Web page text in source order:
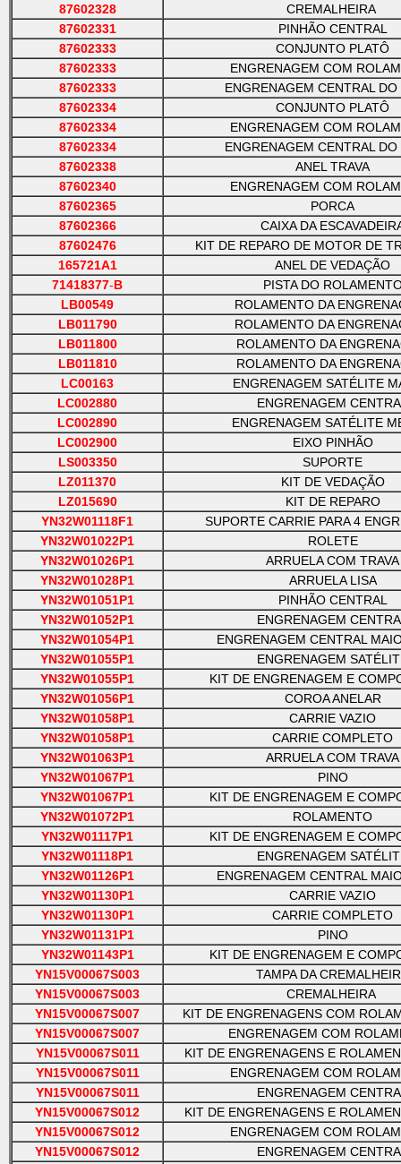
87602328
CREMALHEIRA
87602331
PINHÃO CENTRAL
87602333
CONJUNTO PLATÔ
87602333
ENGRENAGEM COM
87602333
ENGRENAGEM CENTRAL DO
87602334
CONJUNTO PLATÔ
87602334
ENGRENAGEM COM
87602334
ENGRENAGEM CENTRAL DO
87602338
ANEL TRAVA
87602340
ENGRENAGEM COM
87602365
PORCA
87602366
CAIXA DA
87602476
KIT DE REPARO DE MOTOR DE
165721A1
ANEL DE VEDAÇÃO
71418377-B
PISTA DO
LB00549
ROLAMENTO DA
LB011790
ROLAMENTO DA
LB011800
ROLAMENTO DA
LB011810
ROLAMENTO DA
LC00163
ENGRENAGEM SATÉLITE
LC002880
ENGRENAGEM
LC002890
ENGRENAGEM SATÉLITE
LC002900
EIXO PINHÃO
LS003350
SUPORTE
LZ011370
KIT DE VEDAÇÃO
LZ015690
KIT DE REPARO
YN32W01118F1
SUPORTE CARRIE PARA 4
YN32W01022P1
ROLETE
YN32W01026P1
ARRUELA COM TRAVA
YN32W01028P1
ARRUELA LISA
YN32W01051P1
PINHÃO CENTRAL
YN32W01052P1
ENGRENAGEM
YN32W01054P1
ENGRENAGEM CENTRAL
YN32W01055P1
ENGRENAGEM
YN32W01055P1
KIT DE ENGRENAGEM E
YN32W01056P1
COROA ANELAR
YN32W01058P1
CARRIE VAZIO
YN32W01058P1
CARRIE COMPLETO
YN32W01063P1
ARRUELA COM TRAVA
YN32W01067P1
PINO
YN32W01067P1
KIT DE ENGRENAGEM E
YN32W01072P1
ROLAMENTO
YN32W01117P1
KIT DE ENGRENAGEM E
YN32W01118P1
ENGRENAGEM
YN32W01126P1
ENGRENAGEM CENTRAL
YN32W01130P1
CARRIE VAZIO
YN32W01130P1
CARRIE COMPLETO
YN32W01131P1
PINO
YN32W01143P1
KIT DE ENGRENAGEM E
YN15V00067S003
TAMPA DA
YN15V00067S003
CREMALHEIRA
YN15V00067S007
KIT DE ENGRENAGENS COM
YN15V00067S007
ENGRENAGEM COM
YN15V00067S011
KIT DE ENGRENAGENS E
YN15V00067S011
ENGRENAGEM COM
YN15V00067S011
ENGRENAGEM
YN15V00067S012
KIT DE ENGRENAGENS E
YN15V00067S012
ENGRENAGEM COM
YN15V00067S012
ENGRENAGEM